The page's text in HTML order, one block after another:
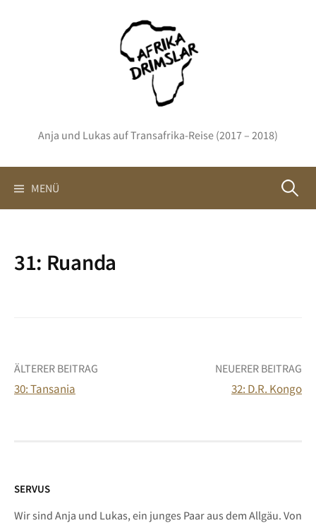
Anja und Lukas auf Transafrika-Reise (2017 – 2018)
MENÜ Suchen
31: Ruanda
Beitrags-
ÄLTERER BEITRAG
30: Tansania
NEUERER BEITRAG
32: D.R. Kongo
SERVUS
Wir sind Anja und Lukas, ein junges Paar aus dem Allgäu. Von